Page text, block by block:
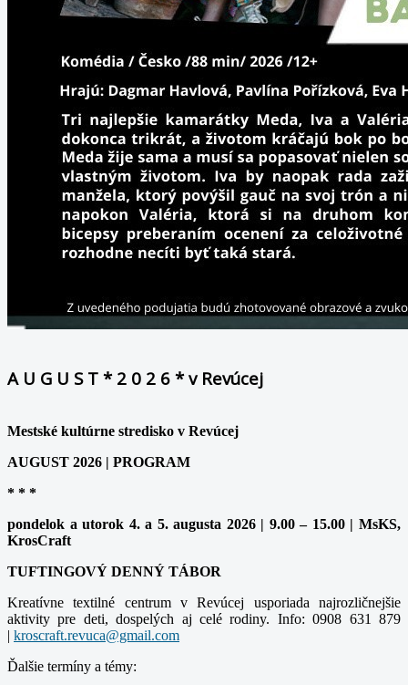
A U G U S T * 2 0 2 6 * v Revúcej
Mestské kultúrne stredisko v Revúcej
AUGUST 2026 | PROGRAM
* * *
pondelok a utorok 4. a 5. augusta 2026 | 9.00 – 15.00 | MsKS,
KrosCraft
TUFTINGOVÝ DENNÝ TÁBOR
Kreatívne textilné centrum v Revúcej usporiada najrozličnejšie
aktivity pre deti, dospelých aj celé rodiny. Info: 0908 631 879
|
Ďalšie termíny a témy: